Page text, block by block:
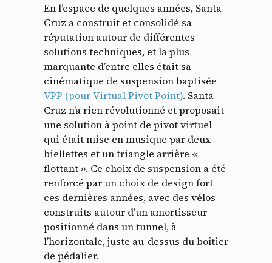
En l’espace de quelques années, Santa
Cruz a construit et consolidé sa
réputation autour de différentes
solutions techniques, et la plus
marquante d’entre elles était sa
cinématique de suspension baptisée
VPP (pour Virtual Pivot Point). Santa
Cruz n’a rien révolutionné et proposait
une solution à point de pivot virtuel
qui était mise en musique par deux
biellettes et un triangle arrière «
flottant ». Ce choix de suspension a été
renforcé par un choix de design fort
ces dernières années, avec des vélos
construits autour d’un amortisseur
positionné dans un tunnel, à
l’horizontale, juste au-dessus du boîtier
de pédalier.